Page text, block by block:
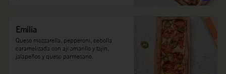
Emilia
Queso mozzarella, pepperoni, cebolla
caramelizada con ají amarillo y tajín,
jalapeños y queso parmesano.